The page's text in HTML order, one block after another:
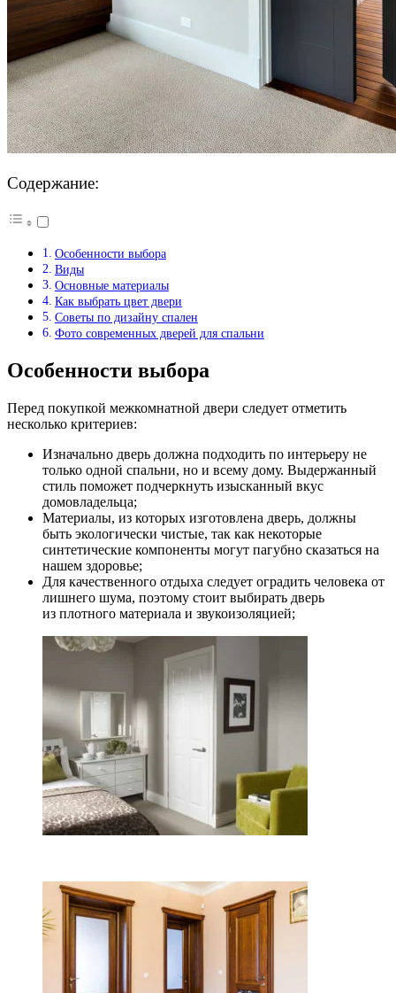
Содержание:
Особенности выбора
Виды
Основные материалы
Как выбрать цвет двери
Советы по дизайну спален
Фото современных дверей для спальни
Особенности выбора
Перед покупкой межкомнатной двери следует отметить
несколько критериев:
Изначально дверь должна подходить по интерьеру не
только одной спальни, но и всему дому. Выдержанный
стиль поможет подчеркнуть изысканный вкус
домовладельца;
Материалы, из которых изготовлена дверь, должны
быть экологически чистые, так как некоторые
синтетические компоненты могут пагубно сказаться на
нашем здоровье;
Для качественного отдыха следует оградить человека от
лишнего шума, поэтому стоит выбирать дверь
из плотного материала и звукоизоляцией;